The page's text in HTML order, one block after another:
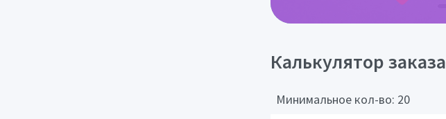
Калькулятор заказа
Минимальное кол-во: 20